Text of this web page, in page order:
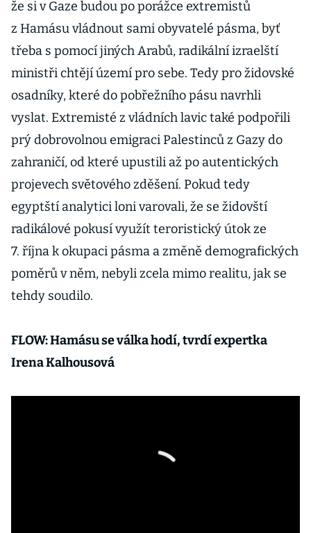
že si v Gaze budou po porážce extremistů
z Hamásu vládnout sami obyvatelé pásma, byť
třeba s pomocí jiných Arabů, radikální izraelští
ministři chtějí území pro sebe. Tedy pro židovské
osadníky, které do pobřežního pásu navrhli
vyslat. Extremisté z vládních lavic také podpořili
prý dobrovolnou emigraci Palestinců z Gazy do
zahraničí, od které upustili až po autentických
projevech světového zděšení. Pokud tedy
egyptští analytici loni varovali, že se židovští
radikálové pokusí využít teroristický útok ze
7. října k okupaci pásma a změně demografických
poměrů v něm, nebyli zcela mimo realitu, jak se
tehdy soudilo.
FLOW: Hamásu se válka hodí, tvrdí expertka
Irena Kalhousová